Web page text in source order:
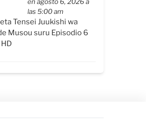
las 5:00 am
Tensei Juukishi wa
Musou suru Episodio 6